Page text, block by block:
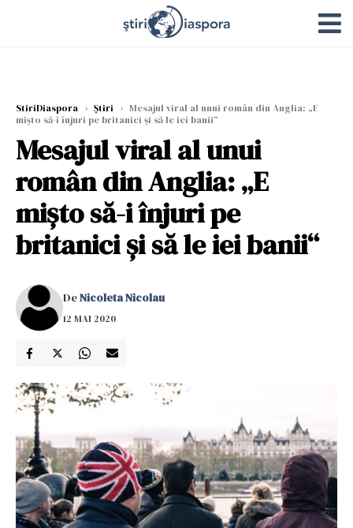
StiriDiaspora › Știri › Mesajul viral al unui român din Anglia: „E
mișto să-i înjuri pe britanici și să le iei banii“
Mesajul viral al unui
român din Anglia: „E
mișto să-i înjuri pe
britanici și să le iei banii“
DeNicoleta Nicolau
12 MAI 2020